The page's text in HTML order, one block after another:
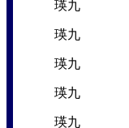
瑛九
瑛九
瑛九
瑛九
瑛九